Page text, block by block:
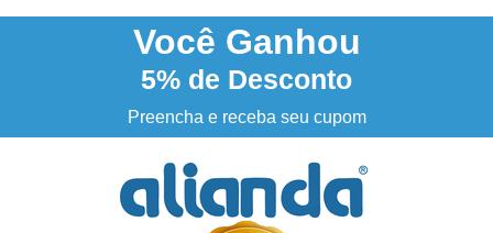
NOSSO INSTAGRAM @alianda_oficial
3% DESCONTO à vista no boleto ou pix
Você Ganhou
5% de Desconto
Preencha e receba seu cupom